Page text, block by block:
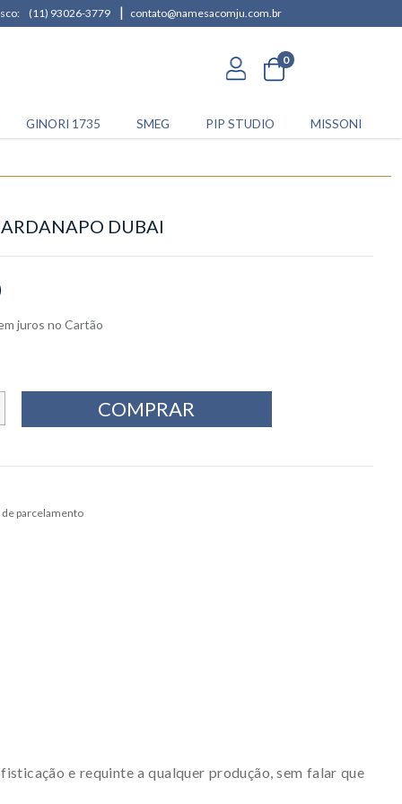
(11) 93026-3779 | contato@namesacomju.com.br
0
GINORI 1735 SMEG PIP STUDIO MISSONI
DUBAI
juros no Cartão
e requinte a qualquer produção, sem falar que